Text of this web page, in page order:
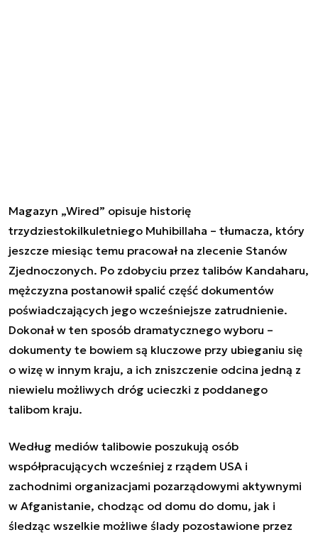
Magazyn „Wired” opisuje historię
trzydziestokilkuletniego Muhibillaha – tłumacza, który
jeszcze miesiąc temu pracował na zlecenie Stanów
Zjednoczonych. Po zdobyciu przez talibów Kandaharu,
mężczyzna postanowił spalić część dokumentów
poświadczających jego wcześniejsze zatrudnienie.
Dokonał w ten sposób dramatycznego wyboru –
dokumenty te bowiem są kluczowe przy ubieganiu się
o wizę w innym kraju, a ich zniszczenie odcina jedną z
niewielu możliwych dróg ucieczki z poddanego
talibom kraju.
Według mediów talibowie poszukują osób
współpracujących wcześniej z rządem USA i
zachodnimi organizacjami pozarządowymi aktywnymi
w Afganistanie, chodząc od domu do domu, jak i
śledząc wszelkie możliwe ślady pozostawione przez